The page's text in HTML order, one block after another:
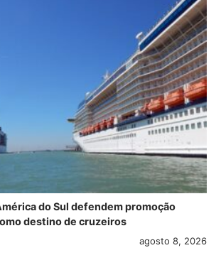
do Sul defendem promoção
destino de cruzeiros
agosto 8, 2026